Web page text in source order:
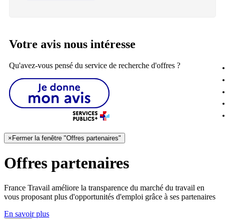
Votre avis nous intéresse
Qu'avez-vous pensé du service de recherche d'offres ?
× Fermer la fenêtre "Offres partenaires"
Offres partenaires
France Travail améliore la transparence du marché du travail en
vous proposant plus d'opportunités d'emploi grâce à ses partenaires
En savoir plus